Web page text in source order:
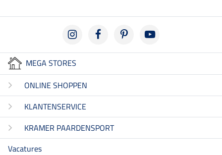
MEGA STORES
ONLINE SHOPPEN
KLANTENSERVICE
KRAMER PAARDENSPORT
Vacatures